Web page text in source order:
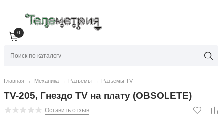
0
Главная → Механика → Разъемы → Разъемы TV
TV-205, Гнездо TV на плату (OBSOLETE)
Оставить отзыв